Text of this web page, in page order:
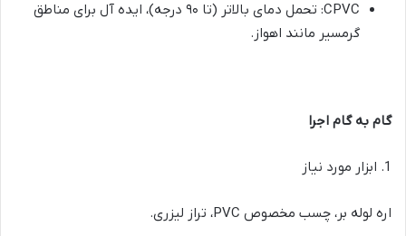
CPVC:
تحمل دمای بالاتر (تا ۹۰ درجه)، ایده آل برای مناطق
گرمسیر مانند اهواز .
گام به گام اجرا
1. ابزار مورد نیاز
اره لوله بر، چسب مخصوص ، تراز لیزری.